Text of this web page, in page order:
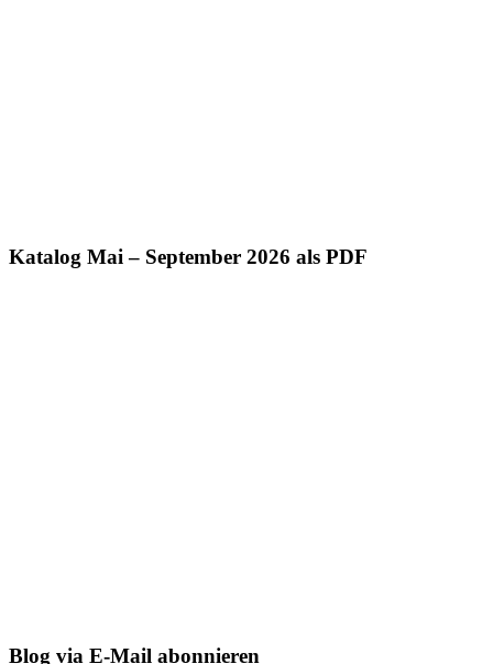
Katalog Mai – September 2026 als PDF
Blog via E-Mail abonnieren